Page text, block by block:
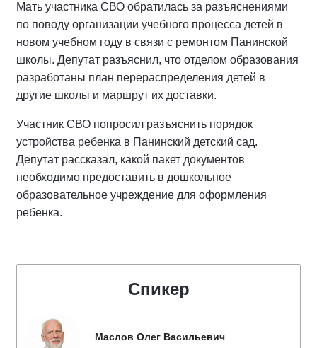
Мать участника СВО обратилась за разъяснениями
по поводу организации учебного процесса детей в
новом учебном году в связи с ремонтом Панинской
школы. Депутат разъяснил, что отделом образования
разработаны план перераспределения детей в
другие школы и маршрут их доставки.
Участник СВО попросил разъяснить порядок
устройства ребенка в Панинский детский сад.
Депутат рассказал, какой пакет документов
необходимо предоставить в дошкольное
образовательное учреждение для оформления
ребенка.
Спикер
Маслов Олег Васильевич